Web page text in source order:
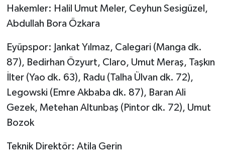
Hakemler: Halil Umut Meler, Ceyhun Sesigüzel,
Abdullah Bora Özkara
Eyüpspor: Jankat Yılmaz, Calegari (Manga dk.
87), Bedirhan Özyurt, Claro, Umut Meraş, Taşkın
İlter (Yao dk. 63), Radu (Talha Ülvan dk. 72),
Legowski (Emre Akbaba dk. 87), Baran Ali
Gezek, Metehan Altunbaş (Pintor dk. 72), Umut
Bozok
Teknik Direktör: Atila Gerin
Güvenlik
HABERDE İNSAN
İNSAN
Jandarma
Kadın